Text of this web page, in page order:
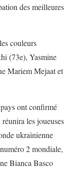
des meilleures
couleurs
(73e), Yasmine
Mariem Mejaat et
ont confirmé
les joueuses
ukrainienne
2 mondiale,
Bianca Basco